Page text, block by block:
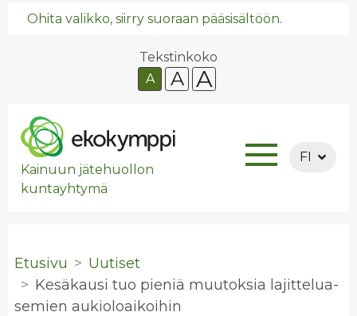
Ohita valikko, siirry suoraan pääsisältöön.
Tekstinkoko
A
A A
Kainuun jätehuollon
kuntayhtymä
FI
Etusivu
Uutiset
Ke­sä­kausi tuo pie­niä muu­tok­sia la­jit­te­lua­
se­mien au­kio­loai­koi­hin